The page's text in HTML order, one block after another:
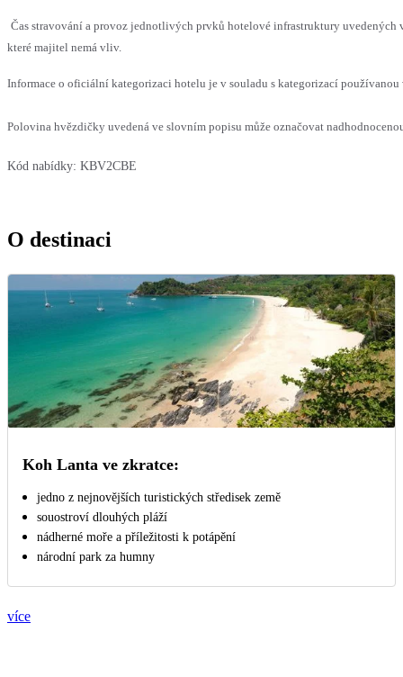
Čas stravování a provoz jednotlivých prvků hotelové infrastruktury uvedených
které majitel nemá vliv.
Informace o oficiální kategorizaci hotelu je v souladu s kategorizací
Polovina hvězdičky uvedená ve slovním popisu může označovat
Kód nabídky: KBV2CBE
O destinaci
Koh Lanta ve zkratce:
jedno z nejnovějších turistických středisek země
souostroví dlouhých pláží
nádherné moře a příležitosti k potápění
národní park za humny
více